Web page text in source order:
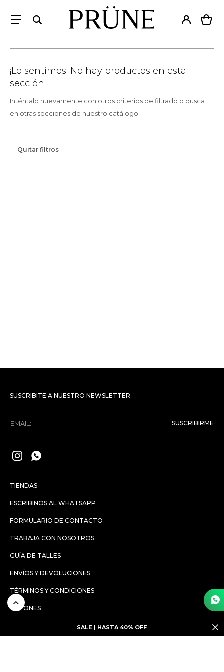
¡Lo sentimos! No hay productos en esta
sección.
Inténtalo nuevamente con otros criterios de filtrado o busca
en otras secciones de nuestro catálogo.
Quitar filtros
TIENDAS
ESCRIBINOS AL WHATSAPP
FORMULARIO DE CONTACTO
TRABAJA CON NOSOTROS
GUÍA DE TALLES
ENVÍOS Y DEVOLUCIONES
TÉRMINOS Y CONDICIONES
CUPONES
SUSCRIBITE A NUESTRO NEWSLETTER
SUSCRIBIRME
 
SALE | HASTA 40% OFF